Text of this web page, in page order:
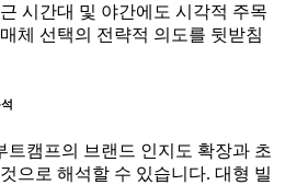
시간대 및 야간에도 시각적 주목
체 선택의 전략적 의도를 뒷받침
트캠프의 브랜드 인지도 확장과 초
으로 해석할 수 있습니다. 대형 빌